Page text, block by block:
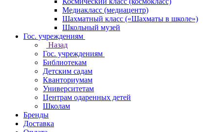
Медиакласс (медиацентр)
Шахматный класс («Шахматы в школе»)
Школьный музей
Гос. учреждениям
Назад
Гос. учреждениям
Библиотекам
Детским садам
Кванториумам
Университетам
Центрам одаренных детей
Школам
Бренды
Доставка